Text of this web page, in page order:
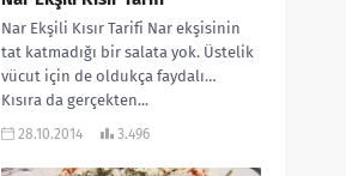
Nar Ekşili Kısır Tarifi Nar ekşisinin
tat katmadığı bir salata yok. Üstelik
vücut için de oldukça faydalı…
Kısıra da gerçekten...
28.10.2014 3.496